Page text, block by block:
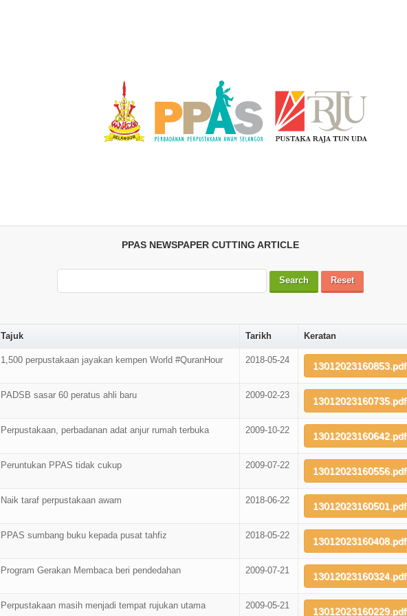
PPAS NEWSPAPER CUTTING ARTICLE
Tajuk Tarikh Keratan
1,500 perpustakaan jayakan kempen World #QuranHour 2018-05-24
13012023160853.pdf
PADSB sasar 60 peratus ahli baru 2009-02-23
13012023160735.pdf
Perpustakaan, perbadanan adat anjur rumah terbuka 2009-10-22
13012023160642.pdf
Peruntukan PPAS tidak cukup 2009-07-22
13012023160556.pdf
Naik taraf perpustakaan awam 2018-06-22
13012023160501.pdf
PPAS sumbang buku kepada pusat tahfiz 2018-05-22
13012023160408.pdf
Program Gerakan Membaca beri pendedahan 2009-07-21
13012023160324.pdf
Perpustakaan masih menjadi tempat rujukan utama 2009-05-21
13012023160229.pdf